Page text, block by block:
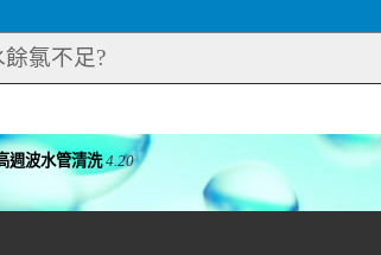
氯不足?
週波水管清洗 4.20